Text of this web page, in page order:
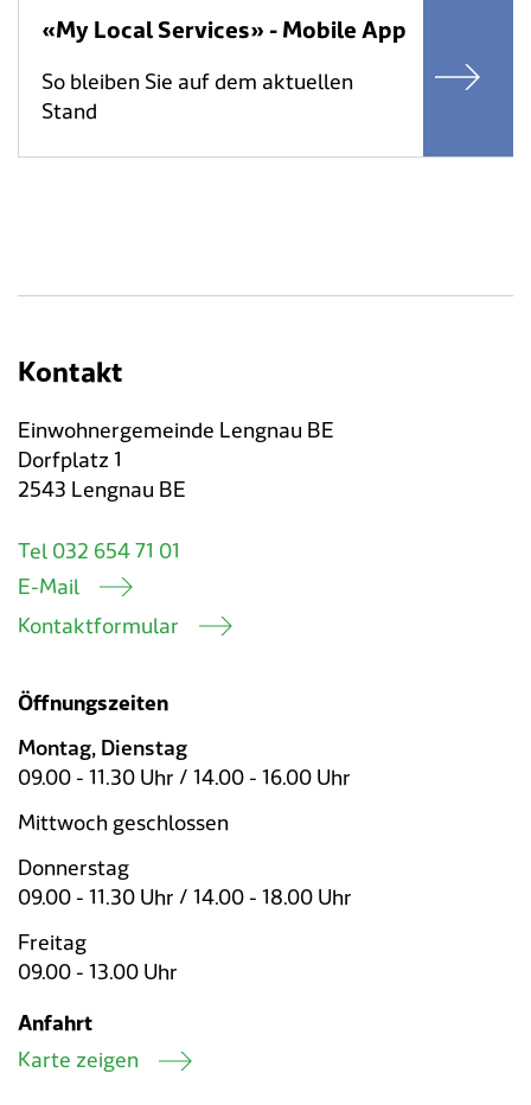
«My Local Services» - Mobile App
So bleiben Sie auf dem aktuellen
Stand
Kontakt
Einwohnergemeinde Lengnau BE
Dorfplatz 1
2543 Lengnau BE
Tel 032 654 71 01
E-Mail
Kontaktformular
Öffnungszeiten
Montag, Dienstag
09.00 - 11.30 Uhr / 14.00 - 16.00 Uhr
Mittwoch geschlossen
Donnerstag
09.00 - 11.30 Uhr / 14.00 - 18.00 Uhr
Freitag
09.00 - 13.00 Uhr
Anfahrt
Karte zeigen